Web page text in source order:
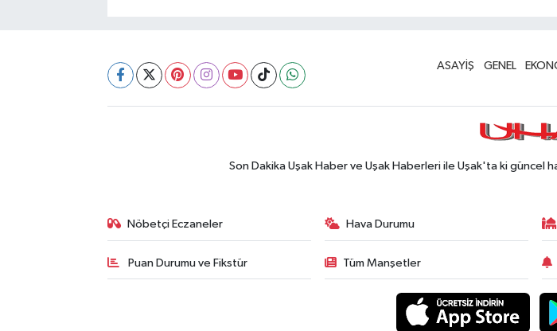
ASAYİŞ GENEL
Son Dakika Uşak Haber ve Uşak Haberleri ile Uşak'ta ki güncel
Nöbetçi Eczaneler Hava Durumu
Puan Durumu ve Fikstür Tüm Manşetler
TEKNOLOJİ